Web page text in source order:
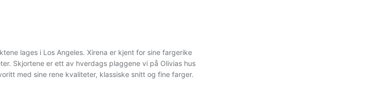
lages i Los Angeles. Xirena er kjent for sine fargerike
Skjortene er ett av hverdags plaggene vi på Olivias hus
med sine rene kvaliteter, klassiske snitt og fine farger.